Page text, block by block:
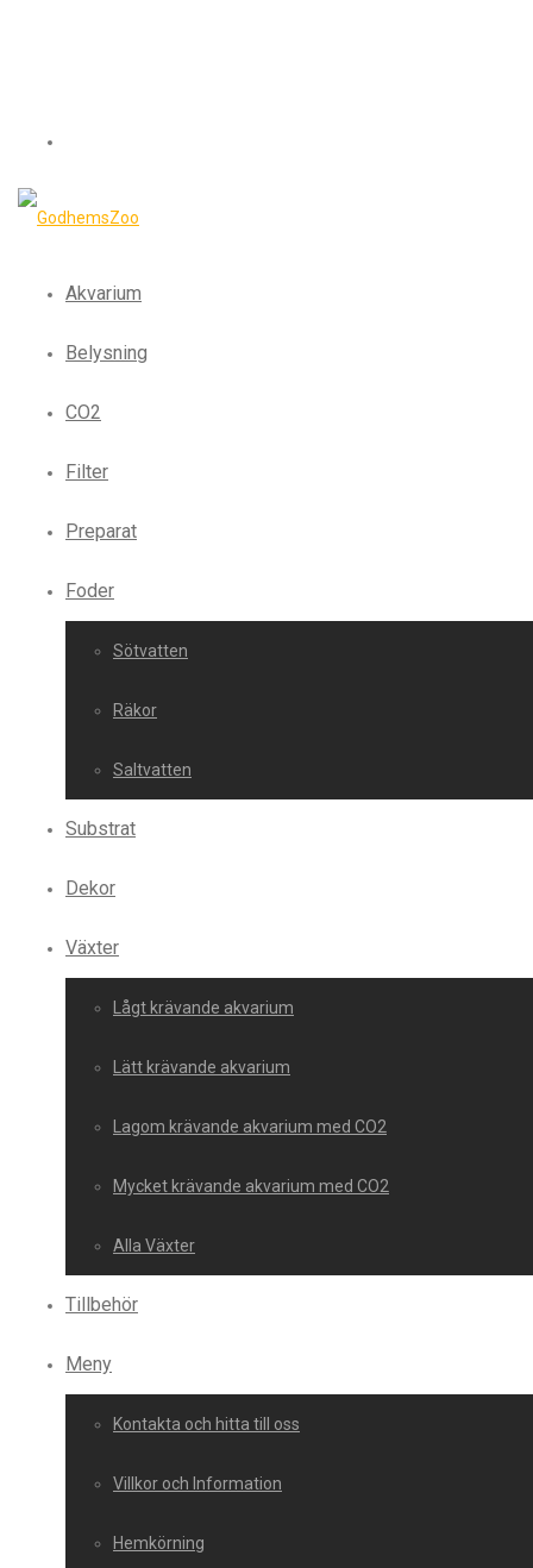
Akvarium
Belysning
CO2
Filter
Preparat
Foder
Sötvatten
Räkor
Saltvatten
Substrat
Dekor
Växter
Lågt krävande akvarium
Lätt krävande akvarium
Lagom krävande akvarium med CO2
Mycket krävande akvarium med CO2
Alla Växter
Tillbehör
Meny
Kontakta och hitta till oss
Villkor och Information
Hemkörning